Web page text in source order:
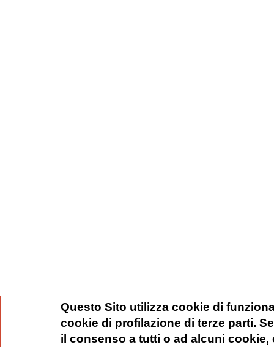
Questo Sito utilizza cookie di
cookie di profilazione di terze parti.
il consenso a tutti o ad alcuni